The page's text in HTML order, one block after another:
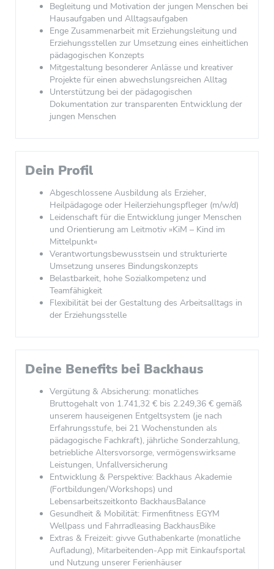
Begleitung und Motivation der jungen Menschen bei
Hausaufgaben und Alltagsaufgaben
Enge Zusammenarbeit mit Erziehungsleitung und
Erziehungsstellen zur Umsetzung eines einheitlichen
pädagogischen Konzepts
Mitgestaltung besonderer Anlässe und kreativer
Projekte für einen abwechslungsreichen Alltag
Unterstützung bei der pädagogischen
Dokumentation zur transparenten Entwicklung der
jungen Menschen
Dein Profil
Abgeschlossene Ausbildung als Erzieher,
Heilpädagoge oder Heilerziehungspfleger (m/w/d)
Leidenschaft für die Entwicklung junger Menschen
und Orientierung am Leitmotiv »KiM – Kind im
Mittelpunkt«
Verantwortungsbewusstsein und strukturierte
Umsetzung unseres Bindungskonzepts
Belastbarkeit, hohe Sozialkompetenz und
Teamfähigkeit
Flexibilität bei der Gestaltung des Arbeitsalltags in
der Erziehungsstelle
Deine Benefits bei Backhaus
Vergütung & Absicherung: monatliches
Bruttogehalt von 1.741,32 € bis 2.249,36 € gemäß
unserem hauseigenen Entgeltsystem (je nach
Erfahrungsstufe, bei 21 Wochenstunden als
pädagogische Fachkraft), jährliche Sonderzahlung,
betriebliche Altersvorsorge, vermögenswirksame
Leistungen, Unfallversicherung
Entwicklung & Perspektive: Backhaus Akademie
(Fortbildungen/Workshops) und
Lebensarbeitszeitkonto BackhausBalance
Gesundheit & Mobilität: Firmenfitness EGYM
Wellpass und Fahrradleasing BackhausBike
Extras & Freizeit: givve Guthabenkarte (monatliche
Aufladung), Mitarbeitenden-App mit Einkaufsportal
und Nutzung unserer Ferienhäuser